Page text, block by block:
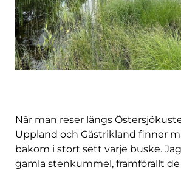
När man reser längs
Uppland och Gästrikland finner
bakom i stort sett varje buske.
gamla stenkummel, framförallt